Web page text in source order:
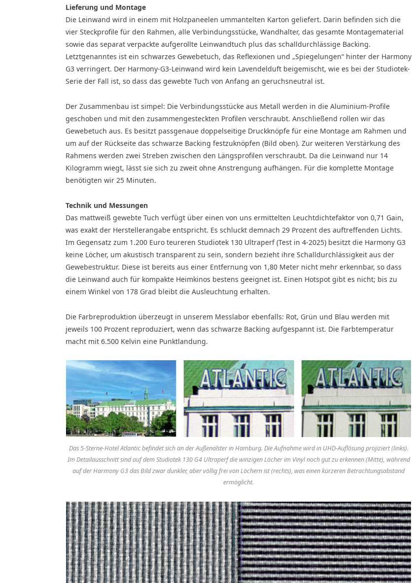
Lieferung und Montage
Die Leinwand wird in einem mit Holzpaneelen ummantelten Karton geliefert. Darin befinden sich die
vier Steckprofile für den Rahmen, alle Verbindungsstücke, Wandhalter, das gesamte Montagematerial
sowie das separat verpackte aufgerollte Leinwandtuch plus das schalldurchlässige Backing.
Letztgenanntes ist ein schwarzes Gewebetuch, das Reflexionen und „Spiegelungen“ hinter der Harmony
G3 verringert. Der Harmony-G3-Leinwand wird kein Lavendelduft beigemischt, wie es bei der Studiotek-
Serie der Fall ist, so dass das gewebte Tuch von Anfang an geruchsneutral ist.
Der Zusammenbau ist simpel: Die Verbindungsstücke aus Metall werden in die Aluminium-Profile
geschoben und mit den zusammengesteckten Profilen verschraubt. Anschließend rollen wir das
Gewebetuch aus. Es besitzt passgenaue doppelseitige Druckknöpfe für eine Montage am Rahmen und
um auf der Rückseite das schwarze Backing festzuknöpfen (Bild oben). Zur weiteren Verstärkung des
Rahmens werden zwei Streben zwischen den Längsprofilen verschraubt. Da die Leinwand nur 14
Kilogramm wiegt, lässt sie sich zu zweit ohne Anstrengung aufhängen. Für die komplette Montage
benötigten wir 25 Minuten.
Technik und Messungen
Das mattweiß gewebte Tuch verfügt über einen von uns ermittelten Leuchtdichtefaktor von 0,71 Gain,
was exakt der Herstellerangabe entspricht. Es schluckt demnach 29 Prozent des auftreffenden Lichts.
Im Gegensatz zum 1.200 Euro teureren Studiotek 130 Ultraperf (Test in 4-2025) besitzt die Harmony G3
keine Löcher, um akustisch transparent zu sein, sondern bezieht ihre Schalldurchlässigkeit aus der
Gewebestruktur. Diese ist bereits aus einer Entfernung von 1,80 Meter nicht mehr erkennbar, so dass
die Leinwand auch für kompakte Heimkinos bestens geeignet ist. Einen Hotspot gibt es nicht; bis zu
einem Winkel von 178 Grad bleibt die Ausleuchtung erhalten.
Die Farbreproduktion überzeugt in unserem Messlabor ebenfalls: Rot, Grün und Blau werden mit
jeweils 100 Prozent reproduziert, wenn das schwarze Backing aufgespannt ist. Die Farbtemperatur
macht mit 6.500 Kelvin eine Punktlandung.
Das 5-Sterne-Hotel Atlantic befindet sich an der Außenalster in Hamburg. Die Aufnahme wird in UHD-Auflösung projiziert (links).
Im Detailausschnitt sind auf dem Studiotek 130 G4 Ultraperf die winzigen Löcher im Vinyl noch gut zu erkennen (Mitte), während
auf der Harmony G3 das Bild zwar dunkler, aber völlig frei von Löchern ist (rechts), was einen kürzeren Betrachtungsabstand
ermöglicht.